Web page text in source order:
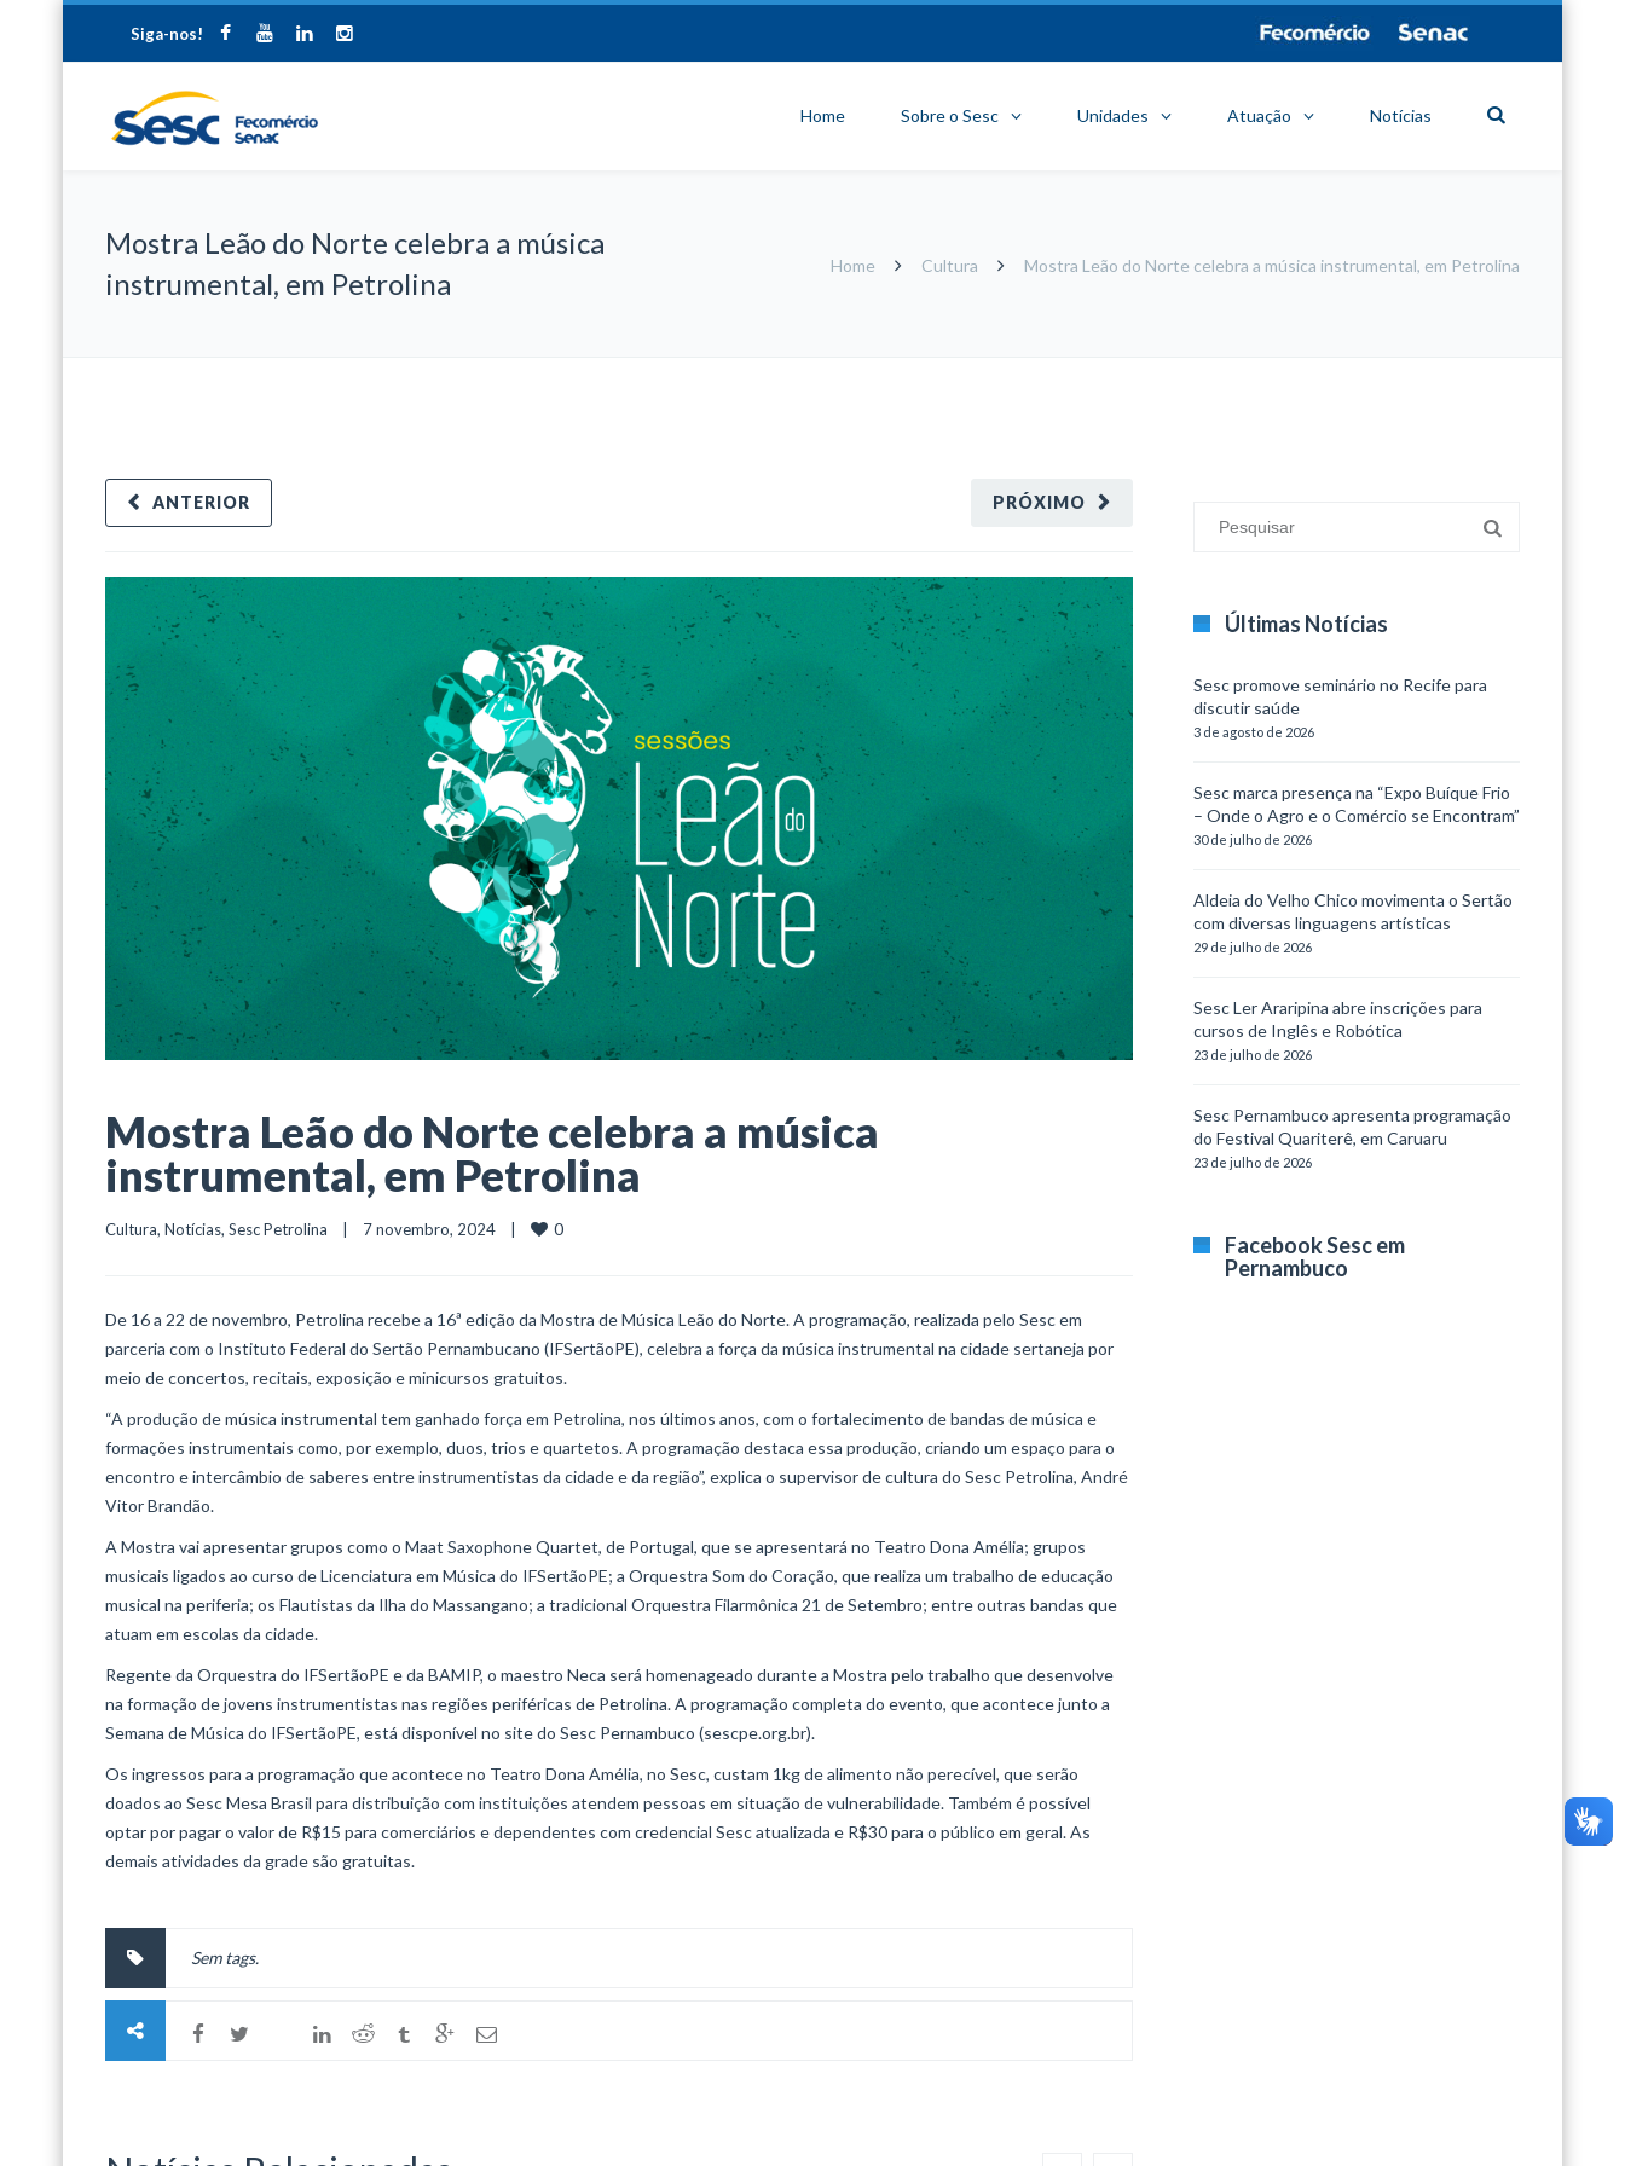
Siga-nos!
Home Sobre o Sesc Unidades Atuação Notícias
Mostra Leão do Norte celebra a música
instrumental, em Petrolina
Home Cultura Mostra Leão do Norte celebra a música instrumental, em Petrolina
PRÓXIMO
ANTERIOR
Mostra Leão do Norte celebra a música
instrumental, em Petrolina
Cultura, Notícias, Sesc Petrolina
    |    7 novembro, 2024    |
0
De 16 a 22 de novembro, Petrolina recebe a 16ª edição da Mostra de Música Leão do Norte. A programação, realizada pelo Sesc em
parceria com o Instituto Federal do Sertão Pernambucano (IFSertãoPE), celebra a força da música instrumental na cidade sertaneja por
meio de concertos, recitais, exposição e minicursos gratuitos.
“A produção de música instrumental tem ganhado força em Petrolina, nos últimos anos, com o fortalecimento de bandas de música e
formações instrumentais como, por exemplo, duos, trios e quartetos. A programação destaca essa produção, criando um espaço para o
encontro e intercâmbio de saberes entre instrumentistas da cidade e da região”, explica o supervisor de cultura do Sesc Petrolina, André
Vitor Brandão.
A Mostra vai apresentar grupos como o Maat Saxophone Quartet, de Portugal, que se apresentará no Teatro Dona Amélia; grupos
musicais ligados ao curso de Licenciatura em Música do IFSertãoPE; a Orquestra Som do Coração, que realiza um trabalho de educação
musical na periferia; os Flautistas da Ilha do Massangano; a tradicional Orquestra Filarmônica 21 de Setembro; entre outras bandas que
atuam em escolas da cidade.
Regente da Orquestra do IFSertãoPE e da BAMIP, o maestro Neca será homenageado durante a Mostra pelo trabalho que desenvolve
na formação de jovens instrumentistas nas regiões periféricas de Petrolina. A programação completa do evento, que acontece junto a
Semana de Música do IFSertãoPE, está disponível no site do Sesc Pernambuco (sescpe.org.br).
Os ingressos para a programação que acontece no Teatro Dona Amélia, no Sesc, custam 1kg de alimento não perecível, que serão
doados ao Sesc Mesa Brasil para distribuição com instituições atendem pessoas em situação de vulnerabilidade. Também é possível
optar por pagar o valor de R$15 para comerciários e dependentes com credencial Sesc atualizada e R$30 para o público em geral. As
demais atividades da grade são gratuitas.
Sem tags.
Últimas Notícias
Sesc promove seminário no Recife para
discutir saúde
3 de agosto de 2026
Sesc marca presença na “Expo Buíque Frio
– Onde o Agro e o Comércio se Encontram”
30 de julho de 2026
Aldeia do Velho Chico movimenta o Sertão
com diversas linguagens artísticas
29 de julho de 2026
Sesc Ler Araripina abre inscrições para
cursos de Inglês e Robótica
23 de julho de 2026
Sesc Pernambuco apresenta programação
do Festival Quariterê, em Caruaru
23 de julho de 2026
Facebook Sesc em
Pernambuco